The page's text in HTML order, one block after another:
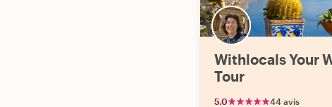
Withlocals Your
Tour
5.0 44 avis